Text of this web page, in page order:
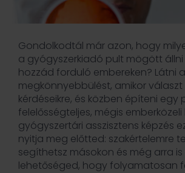
Gondolkodtál már azon, hogy
a gyógyszerkiadó pult mögött
hozzád forduló embereken? Látni
megkönnyebbülést, amikor
kérdéseikre, és közben építeni egy
felelősségteljes, mégis emberközeli
gyógyszertári asszisztens képzés
nyitja meg előtted: szakértelemre
segíthetsz másokon és még arra
lehetőséged, hogy folyamatosan